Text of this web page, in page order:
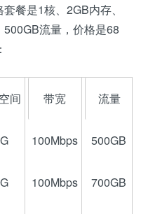
餐是1核、2GB内存、
流量，价格是68
间 带宽
100Mbps
100Mbps
流量
500GB
700GB